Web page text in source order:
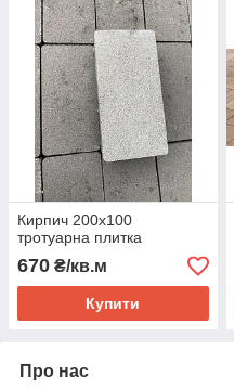
Кирпич 200х100
тротуарна плитка
670 ₴/кв.м
Купити
Про нас